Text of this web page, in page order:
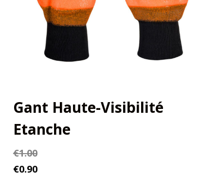
Gant Haute-Visibilité
Etanche
€1.00
€0.90